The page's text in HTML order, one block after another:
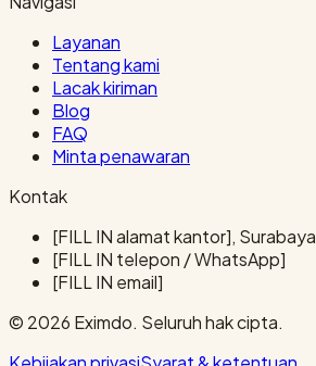
Layanan
Tentang kami
Lacak kiriman
Blog
FAQ
Minta penawaran
Kontak
[FILL IN alamat kantor], Surabaya
[FILL IN telepon / WhatsApp]
[FILL IN email]
© 2026 Eximdo. Seluruh hak cipta.